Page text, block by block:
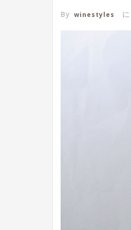
By winestyles に